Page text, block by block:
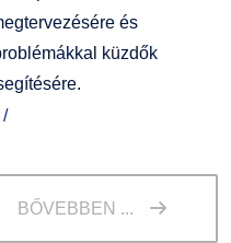
és
küzdők
BŐVEBBEN ...